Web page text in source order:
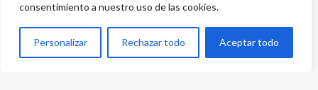
consentimiento a nuestro uso de las cookies.
Personalizar Rechazar todo Aceptar todo